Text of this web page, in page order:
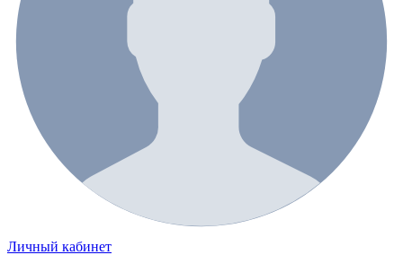
Личный кабинет